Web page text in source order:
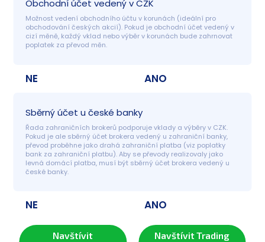
Obchodní účet vedený v CZK
Možnost vedení obchodního účtu v korunách (ideální pro
obchodování českých akcií). Pokud je obchodní účet vedený v
cizí měně, každý vklad nebo výběr v korunách bude zahrnovat
poplatek za převod měn.
NE ANO
Sběrný účet u české banky
Řada zahraničních brokerů podporuje vklady a výběry v CZK.
Pokud je ale sběrný účet brokera vedený u zahraniční banky,
převod proběhne jako drahá zahraniční platba (viz poplatky
bank za zahraniční platbu). Aby se převody realizovaly jako
levná domácí platba, musí být sběrný účet brokera vedený u
české banky.
NE ANO
Navštívit
Navštívit Trading